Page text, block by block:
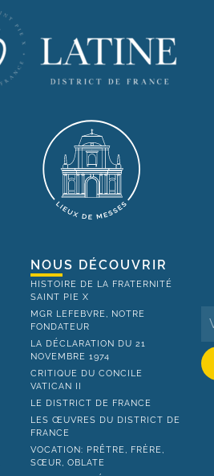
NOUS DÉCOUVRIR
HISTOIRE DE LA FRATERNITÉ
SAINT PIE X
MGR LEFEBVRE, NOTRE
FONDATEUR
LA DÉCLARATION DU 21
NOVEMBRE 1974
CRITIQUE DU CONCILE
VATICAN II
LE DISTRICT DE FRANCE
LES ŒUVRES DU DISTRICT DE
FRANCE
VOCATION: PRÊTRE, FRÈRE,
SŒUR, OBLATE